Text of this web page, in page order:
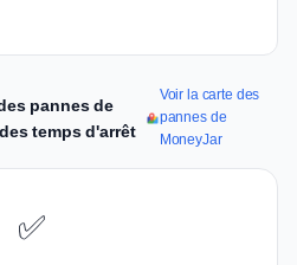
pannes de
temps d'arrêt
Voir la carte des
pannes de
MoneyJar
✅